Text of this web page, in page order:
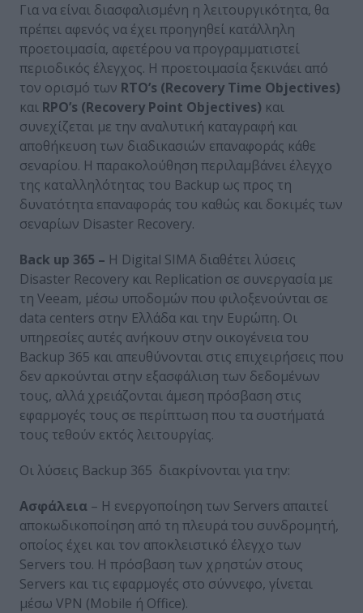
Για να είναι διασφαλισμένη η λειτουργικότητα, θα
πρέπει αφενός να έχει προηγηθεί κατάλληλη
προετοιμασία, αφετέρου να προγραμματιστεί
περιοδικός έλεγχος. Η προετοιμασία ξεκινάει από
τον ορισμό των RTO’s (Recovery Time Objectives)
και RPO’s (Recovery Point Objectives) και
συνεχίζεται με την αναλυτική καταγραφή και
αποθήκευση των διαδικασιών επαναφοράς κάθε
σεναρίου. Η παρακολούθηση περιλαμβάνει έλεγχο
της καταλληλότητας του Backup ως προς τη
δυνατότητα επαναφοράς του καθώς και δοκιμές των
σεναρίων Disaster Recovery.
Back up 365 – Η Digital SIMA διαθέτει λύσεις
Disaster Recovery και Replication σε συνεργασία με
τη Veeam, μέσω υποδομών που φιλοξενούνται σε
data centers στην Ελλάδα και την Ευρώπη. Οι
υπηρεσίες αυτές ανήκουν στην οικογένεια του
Backup 365 και απευθύνονται στις επιχειρήσεις που
δεν αρκούνται στην εξασφάλιση των δεδομένων
τους, αλλά χρειάζονται άμεση πρόσβαση στις
εφαρμογές τους σε περίπτωση που τα συστήματά
τους τεθούν εκτός λειτουργίας.
Οι λύσεις Backup 365 διακρίνονται για την:
Ασφάλεια – Η ενεργοποίηση των Servers απαιτεί
αποκωδικοποίηση από τη πλευρά του συνδρομητή,
οποίος έχει και τον αποκλειστικό έλεγχο των
Servers του. Η πρόσβαση των χρηστών στους
Servers και τις εφαρμογές στο σύννεφο, γίνεται
μέσω VPN (Mobile ή Office).